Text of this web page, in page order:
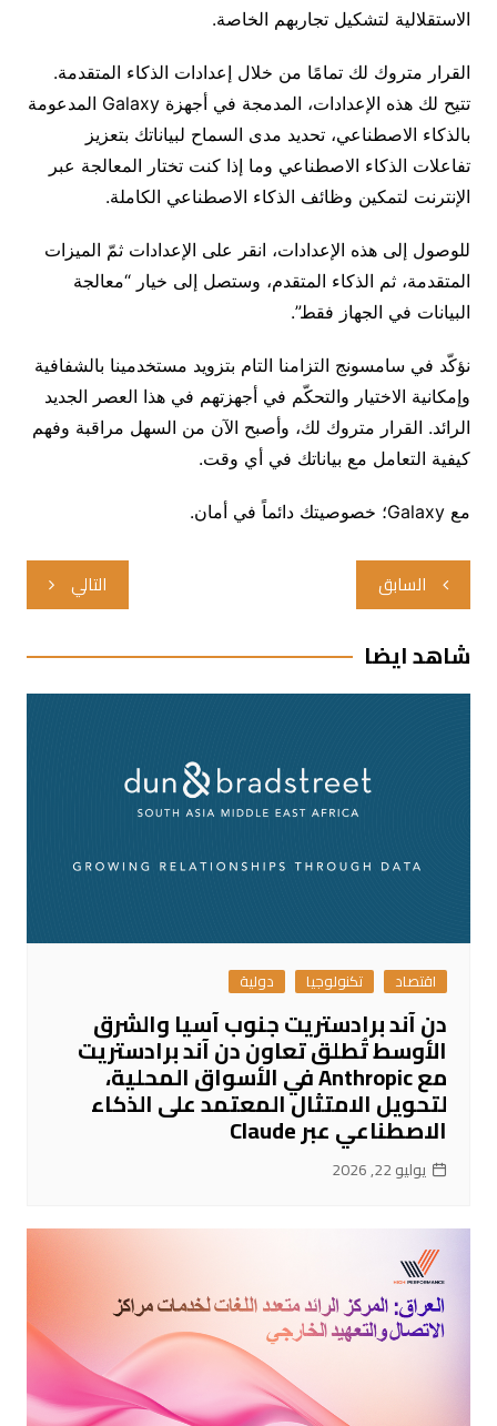
الاستقلالية لتشكيل تجاربهم الخاصة.
القرار متروك لك تمامًا من خلال إعدادات الذكاء المتقدمة.
تتيح لك هذه الإعدادات، المدمجة في أجهزة Galaxy المدعومة
بالذكاء الاصطناعي، تحديد مدى السماح لبياناتك بتعزيز
تفاعلات الذكاء الاصطناعي وما إذا كنت تختار المعالجة عبر
الإنترنت لتمكين وظائف الذكاء الاصطناعي الكاملة.
للوصول إلى هذه الإعدادات، انقر على الإعدادات ثمّ الميزات
المتقدمة، ثم الذكاء المتقدم، وستصل إلى خيار “معالجة
البيانات في الجهاز فقط”.
نؤكّد في سامسونج التزامنا التام بتزويد مستخدمينا بالشفافية
وإمكانية الاختيار والتحكّم في أجهزتهم في هذا العصر الجديد
الرائد. القرار متروك لك، وأصبح الآن من السهل مراقبة وفهم
كيفية التعامل مع بياناتك في أي وقت.
مع Galaxy؛ خصوصيتك دائماً في أمان.
تصفّح
المقالات
السابق التالي
شاهد ايضا
اقتصاد تكنولوجيا دولية
دن آند برادستريت جنوب آسيا والشرق
الأوسط تُطلق تعاون دن آند برادستريت
مع Anthropic في الأسواق المحلية،
لتحويل الامتثال المعتمد على الذكاء
الاصطناعي عبر Claude
يوليو 22, 2026